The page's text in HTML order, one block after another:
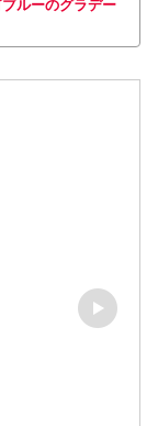
ルーのグラデー